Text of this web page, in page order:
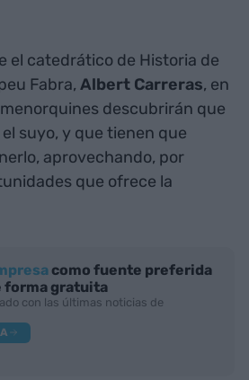
el catedrático de Historia de
Fabra, Albert Carreras, en
descubrirán que
suyo, y que tienen que
aprovechando, por
que ofrece la
como fuente preferida
forma gratuita
con las últimas noticias de